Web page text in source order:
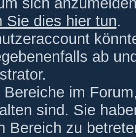
Sie dies hier tun.
ab
Bereiche im
sind. Sie
Bereich zu